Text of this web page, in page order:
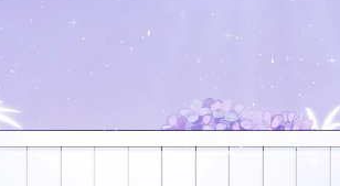
Lorem ipsum dolor sit amet,
Praesent libero. Sed cursus ante
elementum imperdiet. Duis sagittis
augue semper porta. Mauris massa.
aptent taciti sociosqu ad litora
himenaeos. Curabitur sodales
lacinia, urna non tincidunt mattis,
ipsum ante quis turpis. Nulla
feugiat mi a tellus consequat